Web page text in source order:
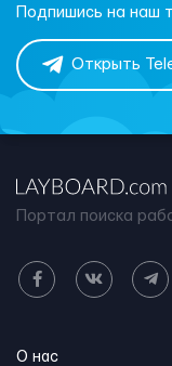
Подпишись на наш
Открыть
Портал поиска
О нас